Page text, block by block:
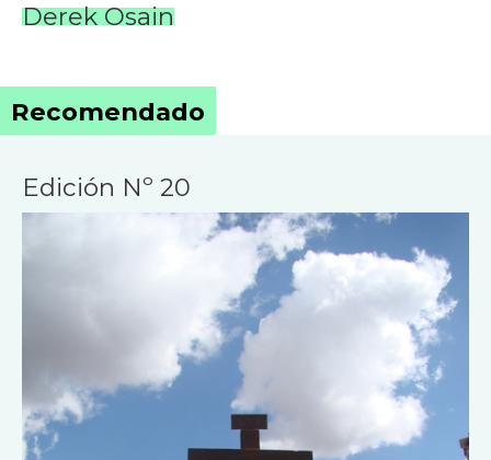
Derek Osain
Recomendado
Edición Nº 20